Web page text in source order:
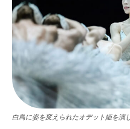
白鳥に姿を変えられたオデット姫を